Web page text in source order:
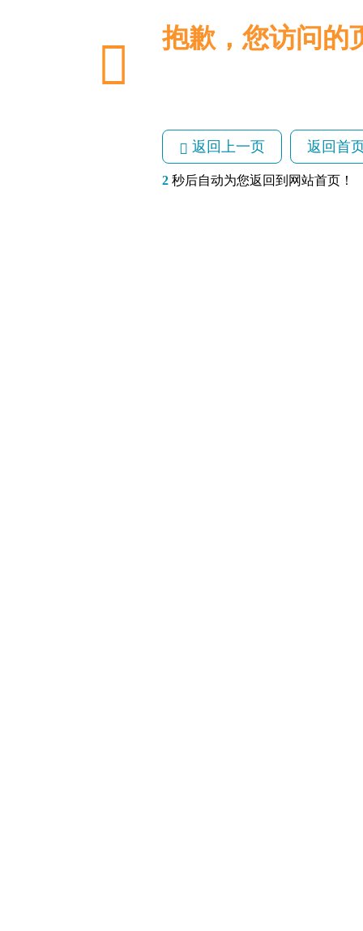
抱歉，您访问的
返回上一页 返回首
2 秒后自动为您返回到网站首页！